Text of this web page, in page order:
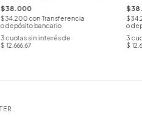
$38.000
$34.200con Transferencia
o depósito bancario
3cuotas sin interés de
$ 12.666,67
o
3
$